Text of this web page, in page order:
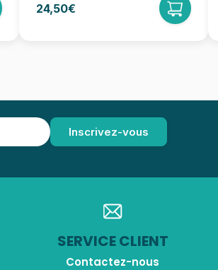
24,50€
SERVICE CLIENT
Contactez-nous